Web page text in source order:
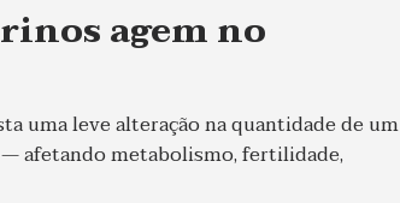
agem no
uma leve alteração na quantidade de um
afetando metabolismo, fertilidade,